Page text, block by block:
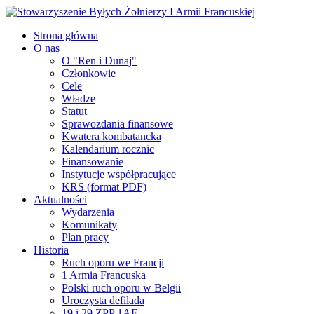
Strona główna
O nas
O "Ren i Dunaj"
Członkowie
Cele
Władze
Statut
Sprawozdania finansowe
Kwatera kombatancka
Kalendarium rocznic
Finansowanie
Instytucje współpracujące
KRS (format PDF)
Aktualności
Wydarzenia
Komunikaty
Plan pracy
Historia
Ruch oporu we Francji
1 Armia Francuska
Polski ruch oporu w Belgii
Uroczysta defilada